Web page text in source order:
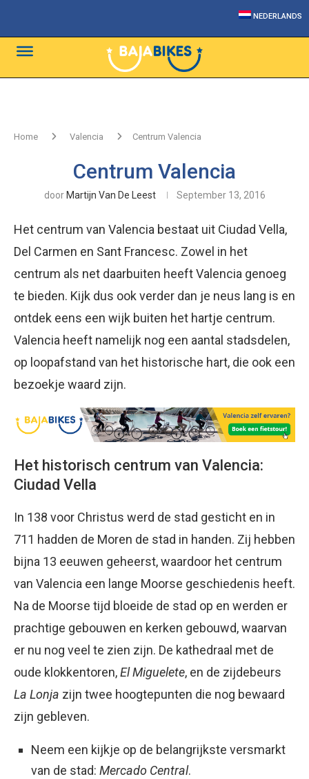
NEDERLANDS
Home Valencia Centrum Valencia
Centrum Valencia
door Martijn Van De Leest September 13, 2016
Het centrum van Valencia bestaat uit Ciudad Vella,
Del Carmen en Sant Francesc. Zowel in het
centrum als net daarbuiten heeft Valencia genoeg
te bieden. Kijk dus ook verder dan je neus lang is en
ontdek eens een wijk buiten het hartje centrum.
Valencia heeft namelijk nog een aantal stadsdelen,
op loopafstand van het historische hart, die ook een
bezoekje waard zijn.
Het historisch centrum van Valencia:
Ciudad Vella
In 138 voor Christus werd de stad gesticht en in
711 hadden de Moren de stad in handen. Zij hebben
bijna 13 eeuwen geheerst, waardoor het centrum
van Valencia een lange Moorse geschiedenis heeft.
Na de Moorse tijd bloeide de stad op en werden er
prachtige gebouwen en kerken gebouwd, waarvan
er nu nog veel te zien zijn. De kathedraal met de
oude klokkentoren,El Miguelete, en de zijdebeurs
La Lonja zijn twee hoogtepunten die nog bewaard
zijn gebleven.
Neem een kijkje op de belangrijkste versmarkt
van de stad: Mercado Central.